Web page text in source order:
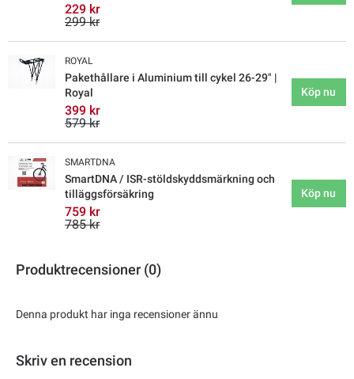
229 kr
299 kr
ROYAL
Pakethållare i Aluminium till cykel 26-29" |
Royal
399 kr
579 kr
Köp nu
SMARTDNA
SmartDNA / ISR-stöldskyddsmärkning och
tilläggsförsäkring
759 kr
785 kr
Köp nu
Produktrecensioner (0)
Denna produkt har inga recensioner ännu
Skriv en recension